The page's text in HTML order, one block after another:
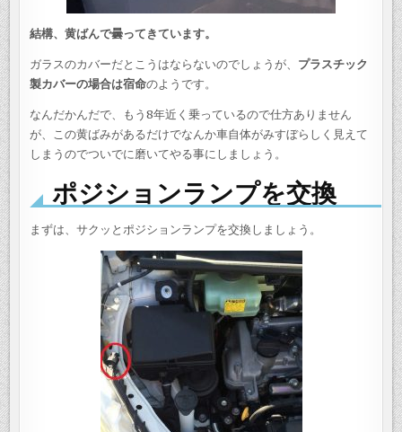
結構、黄ばんで曇ってきています。
ガラスのカバーだとこうはならないのでしょうが、 プラスチック
製カバーの場合は宿命のようです。
なんだかんだで、もう8年近く乗っているので仕方ありません
が、この黄ばみがあるだけでなんか車自体がみすぼらしく見えて
しまうのでついでに磨いてやる事にしましょう。
ポジションランプを交換
まずは、サクッとポジションランプを交換しましょう。